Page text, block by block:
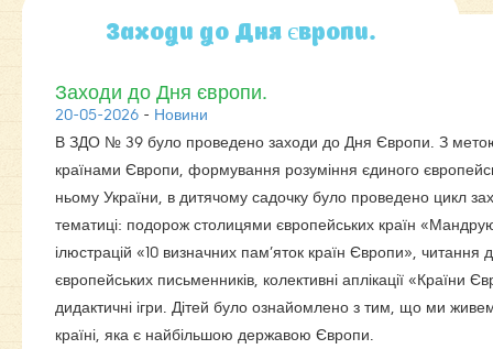
Заходи до Дня європи.
Заходи до Дня європи.
20-05-2026 - Новини
В ЗДО № 39 було проведено заходи до Дня Європи. З
країнами Європи, формування розуміння єдиного
ньому України, в дитячому садочку було проведено цикл
тематиці: подорож столицями європейських країн
ілюстрацій «10 визначних пам’яток країн Європи», читання
європейських письменників, колективні аплікації «Країни
дидактичні ігри. Дітей було ознайомлено з тим, що ми
країні, яка є найбільшою державою Європи.